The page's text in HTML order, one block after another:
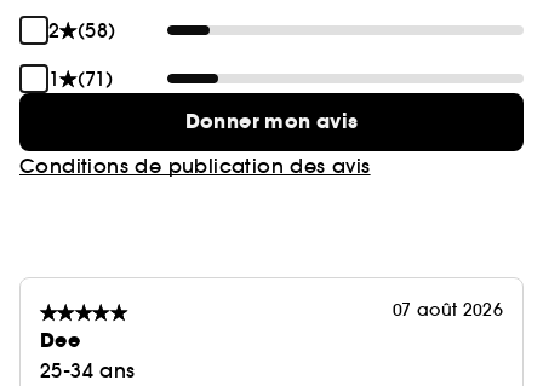
application après application, le teint est plus
uniforme, le grain de peau est lissé et
l'apparence des tâches et rougeurs est réduite.
LES + ?
- Formule vegan (sans ingrédients d'origine
adaptées à toutes les carnations.
2
(58)
1
(71)
Donner mon avis
Conditions de publication des avis
07 août 2026
Dee
25-34 ans